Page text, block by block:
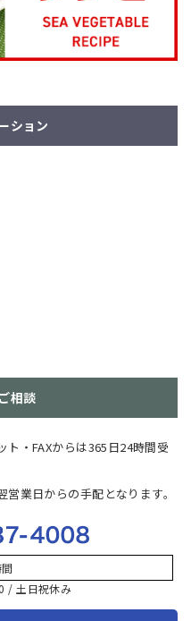
ション
相談
・FAXからは365日24時間受
業日からの手配となります。
/ 土日祝休み